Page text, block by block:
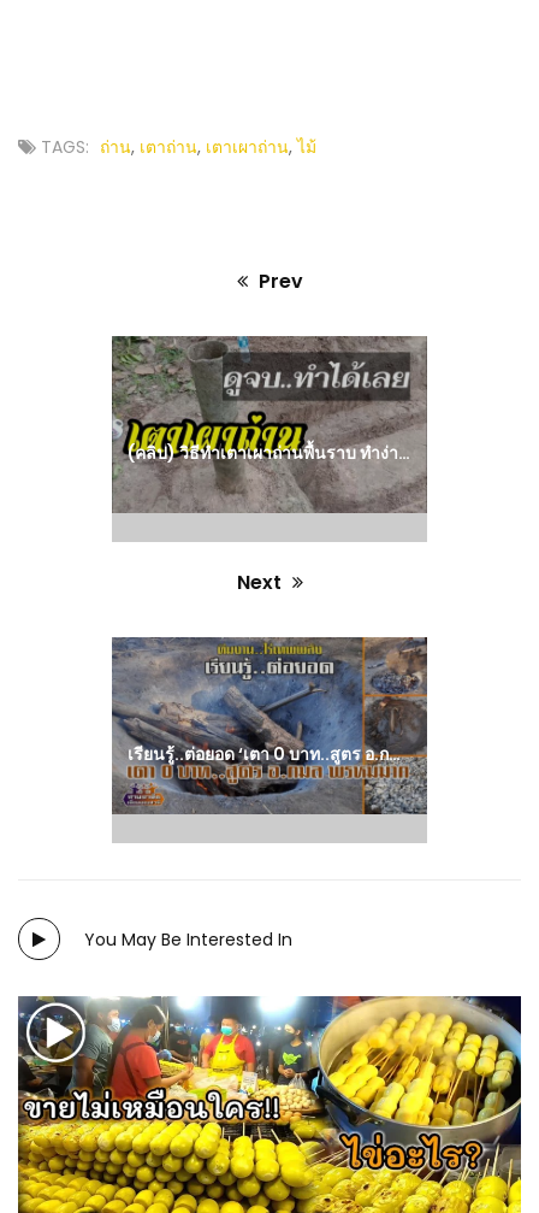
TAGS: ถ่าน, เตาถ่าน, เตาเผาถ่าน,ไม้
Prev
Previous
(คลิป) วิธีทำเตาเผาถ่านพื้นราบ ทำง่ายนิดเดียว : วีดีโอ เกษตร
Next
Next
post:
เรียนรู้..ต่อยอด ‘เตา 0 บาท..สูตร อ.กมล พรหมมาก’ ทีมงานไร่เทพพลัง สามอาชีพฯ : วีดีโอ เกษตร
You May Be Interested In